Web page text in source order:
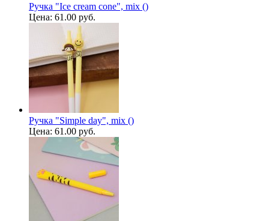
Ручка "Ice cream cone", mix ()
Цена: 61.00 руб.
Ручка "Simple day", mix ()
Цена: 61.00 руб.